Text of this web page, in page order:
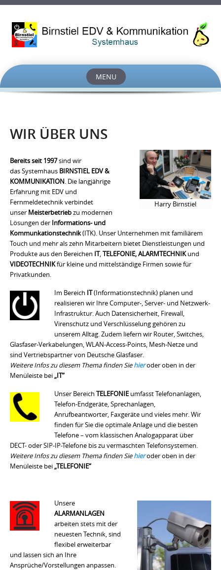
MENU
to
WIR ÜBER UNS
Harry Birnstiel
Bereits seit 1997sind wir
dasSystemhaus BIRNSTIEL EDV &
KOMMUNIKATION. Die langjährige
Erfahrung mit EDV und
Fernmeldetechnik verbindet
unser Meisterbetriebzu modernen
Lösungen der Informations- und
Kommunkationstechnik(ITK). Unser Unternehmen mit familiärem
Touch und mehr als zehn Mitarbeitern bietet Dienstleistungen und
Produkte aus den Bereichen IT,TELEFONIE, ALARMTECHNIKund
VIDEOTECHNIKfür kleine und mittelständige Firmen sowie für
Privatkunden.
Im Bereich IT(Informationstechnik) planen und
realisieren wir Ihre Computer-, Server- und Netzwerk-
Infrastruktur. Auch Datensicherheit, Firewall,
Virenschutz und Verschlüsselung gehören zu
unserem Alltag. Zudem liefern wir Router, Switches,
Glasfaser-Verkabelungen, WLAN-Access-Points, Mesh-Netze und
sind Vertriebspartner von Deutsche Glasfaser.
Weitere Infos zu diesem Thema finden Sie hieroder oben in der
Menüleiste bei„IT“
Unser Bereich TELEFONIE umfasst Telefonanlagen,
Telefon-Endgeräte, Sprechanlagen,
Anrufbeantworter, Faxgeräte und vieles mehr. Wir
finden für Sie die optimale Anlage und die besten
Telefone – vom klassischen Analogapparat über
DECT- oder SIP-IP-Telefone bis zu vermaschten Telefonsystemen.
Weitere Infos zu diesem Thema finden Sie hieroder oben in der
Menüleiste bei„TELEFONIE“
Unsere
ALARMANLAGEN
arbeiten stets mit der
neuesten Technik, sind
flexibel erweiterbar
und lassen sich an Ihre
Ansprüche/Vorstellungen anpassen.